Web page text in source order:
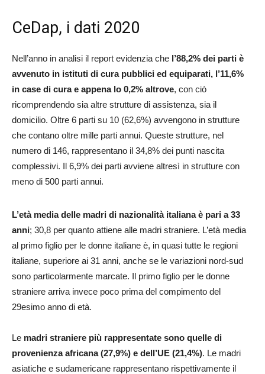
CeDap, i dati 2020
Nell’anno in analisi il report evidenzia che l’88,2% dei parti è
avvenuto in istituti di cura pubblici ed equiparati, l’11,6%
in case di cura e appena lo 0,2% altrove, con ciò
ricomprendendo sia altre strutture di assistenza, sia il
domicilio. Oltre 6 parti su 10 (62,6%) avvengono in strutture
che contano oltre mille parti annui. Queste strutture, nel
numero di 146, rappresentano il 34,8% dei punti nascita
complessivi. Il 6,9% dei parti avviene altresì in strutture con
meno di 500 parti annui.
L’età media delle madri di nazionalità italiana è pari a 33
anni; 30,8 per quanto attiene alle madri straniere. L’età media
al primo figlio per le donne italiane è, in quasi tutte le regioni
italiane, superiore ai 31 anni, anche se le variazioni nord-sud
sono particolarmente marcate. Il primo figlio per le donne
straniere arriva invece poco prima del compimento del
29esimo anno di età.
Le madri straniere più rappresentate sono quelle di
provenienza africana (27,9%) e dell’UE (21,4%). Le madri
asiatiche e sudamericane rappresentano rispettivamente il